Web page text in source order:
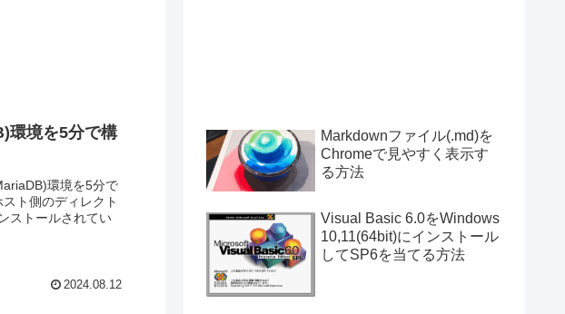
環境を5分で構
環境を5分で
ト側のディレクト
ストールされてい
2024.08.12
Markdownファイル(.md)を
Chromeで見やすく表示す
る方法
Visual Basic 6.0をWindows
10,11(64bit)にインストール
してSP6を当てる方法